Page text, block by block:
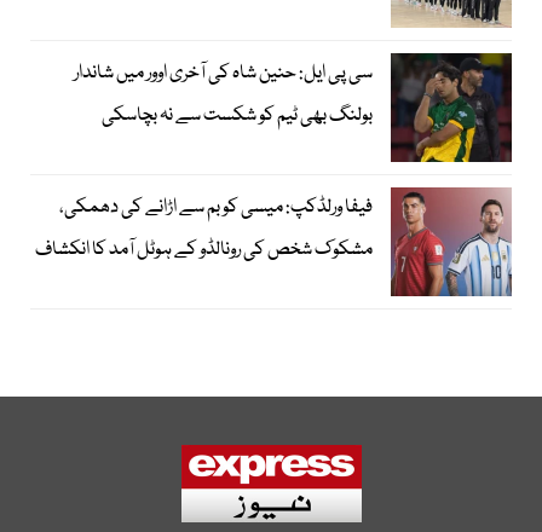
سی پی ایل: حنین شاہ کی آخری اوور میں شاندار
بولنگ بھی ٹیم کو شکست سے نہ بچاسکی
فیفا ورلڈکپ: میسی کو بم سے اڑانے کی دھمکی،
مشکوک شخص کی رونالڈو کے ہوٹل آمد کا انکشاف